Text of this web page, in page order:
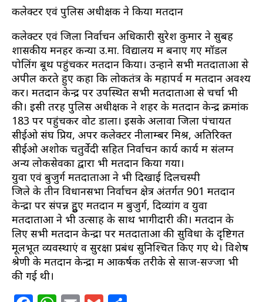
कलेक्टर एवं पुलिस अधीक्षक ने किया मतदान
कलेक्टर एवं जिला निर्वाचन अधिकारी सुरेश कुमार ने सुबह
शासकीय मनहर कन्या उ.मा. विद्यालय में बनाए गए मॉडल
पोलिंग बूथ पहुंचकर मतदान किया। उन्होंने सभी मतदाताओं से
अपील करते हुए कहा कि लोकतंत्र के महापर्व में मतदान अवश्य
करें। मतदान केन्द्र पर उपस्थित सभी मतदाताओं से चर्चा भी
की। इसी तरह पुलिस अधीक्षक ने शहर के मतदान केन्द्र क्रमांक
183 पर पहुंचकर वोट डाला। इसके अलावा जिला पंचायत
सीईओ संघ प्रिय, अपर कलेक्टर नीलाम्बर मिश्र, अतिरिक्त
सीईओ अशोक चतुर्वेदी सहित निर्वाचन कार्य कार्य में संलग्न
अन्य लोकसेवकों द्वारा भी मतदान किया गया।
युवा एवं बुजुर्ग मतदाताओं ने भी दिखाई दिलचस्पी
जिले के तीन विधानसभा निर्वाचन क्षेत्र अंतर्गत 901 मतदान
केन्द्रों पर संपन्न हुुए मतदान में बुजुर्ग, दिव्यांग व युवा
मतदाताओं ने भी उत्साह के साथ भागीदारी की। मतदान के
लिए सभी मतदान केन्द्रों पर मतदाताओं की सुविधा के दृष्टिगत
मूलभूत व्यवस्थाएं व सुरक्षा प्रबंध सुनिश्चित किए गए थे। विशेष
श्रेणी के मतदान केन्द्रों में आकर्षक तरीके से साज-सज्जा भी
की गई थी।